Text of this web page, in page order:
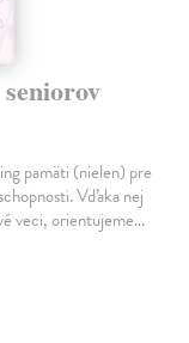
pamäti (nielen) pre
Vďaka nej
veci, orientujeme…